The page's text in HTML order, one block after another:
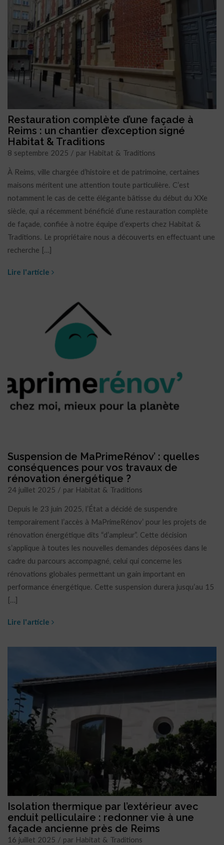
Restauration complète d’une façade à
Reims : un chantier d’exception signé
Habitat & Traditions
8 septembre 2025 / par Habitat & Traditions
À Reims, ville chargée d’histoire et de patrimoine, certaines
maisons méritent une attention toute particulière. C’est
notamment le cas de cette élégante bâtisse du début du XXe
siècle, qui a récemment bénéficié d’une restauration complète
de façade, confiée à notre équipe d’experts chez Habitat &
Traditions. Le propriétaire nous a découverts en effectuant une
recherche […]
Lire l'article
Suspension de MaPrimeRénov’ : quelles
conséquences pour vos travaux de
rénovation énergétique ?
24 juillet 2025 / par Habitat & Traditions
Depuis le 23 juin 2025, l’État a décidé de suspendre
temporairement l’accès à MaPrimeRénov’ pour les projets de
rénovation énergétique dits “d’ampleur”. Cette décision
s’applique à toutes les nouvelles demandes déposées dans le
cadre du parcours accompagné, celui qui concerne les
rénovations globales permettant un gain important en
performance énergétique. Cette suspension durera jusqu’au 15
[…]
Lire l'article
Isolation thermique par l’extérieur avec
enduit pelliculaire : redonner vie à une
façade ancienne près de Reims
16 juillet 2025 / par Habitat & Traditions